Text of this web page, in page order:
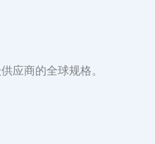
应商的全球规格。